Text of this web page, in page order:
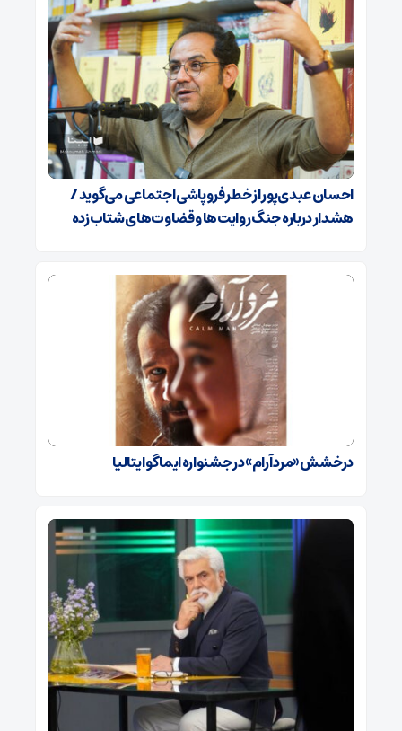
احسان عبدی‌پور از خطر فروپاشی اجتماعی می‌گوید /
هشدار درباره جنگ روایت‌ها و قضاوت‌های شتاب‌زده
درخشش «مرد آرام» در جشنواره ایماگو ایتالیا